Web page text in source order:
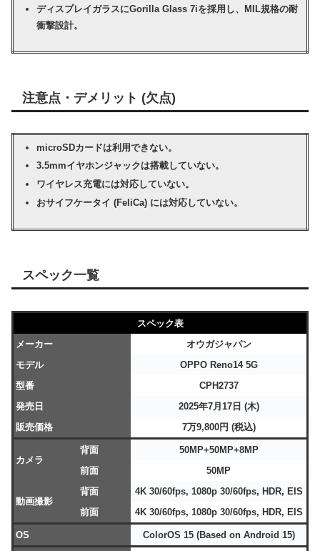
ディスプレイガラスにGorilla Glass 7iを採用し、MIL規格の耐
衝撃設計。
注意点・デメリット (欠点)
microSDカードは利用できない。
3.5mmイヤホンジャックは搭載していない。
ワイヤレス充電には対応していない。
おサイフケータイ (FeliCa) には対応していない。
スペック一覧
スペック表
メーカー
オウガジャパン
モデル
OPPO Reno14 5G
型番
CPH2737
発売日
2025年7月17日 (木)
販売価格
7万9,800円 (税込)
カメラ
背面
50MP+50MP+8MP
前面
50MP
動画撮影
背面
4K 30/60fps, 1080p 30/60fps, HDR, EIS
前面
4K 30/60fps, 1080p 30/60fps, HDR, EIS
OS ColorOS 15 (Based on Android 15)